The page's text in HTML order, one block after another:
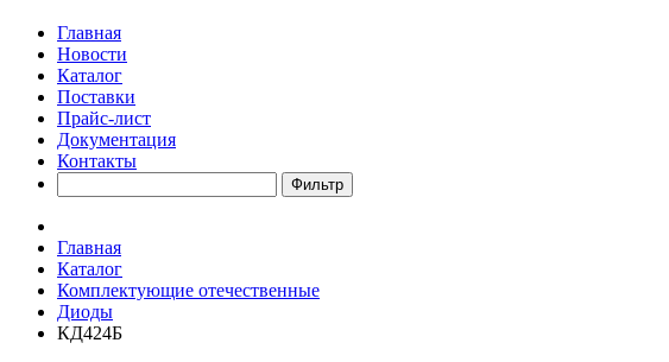
Главная
Новости
Каталог
Поставки
Прайс-лист
Документация
Контакты
Главная
Каталог
Комплектующие отечественные
Диоды
КД424Б